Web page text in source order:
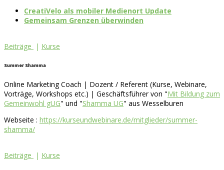
CreatiVelo als mobiler Medienort Update
Gemeinsam Grenzen überwinden
Beiträge | Kurse
Summer Shamma
Online Marketing Coach | Dozent / Referent (Kurse, Webinare,
Vorträge, Workshops etc.) | Geschäftsführer von "Mit Bildung zum
Gemeinwohl gUG" und "Shamma UG" aus Wesselburen
Webseite : https://kurseundwebinare.de/mitglieder/summer-
shamma/
Beiträge | Kurse